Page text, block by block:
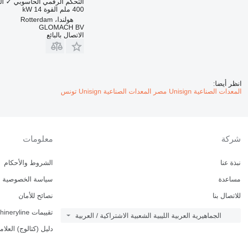
400 ملم
القوة 14 kW
هولندا، Rotterdam
GLOMACH BV
الاتصال بالبائع
انظر أيضا:
المعدات الصناعية Unisign مصر
المعدات الصناعية Unisign تونس
شركة
نبذة عنا
مساعدة
للاتصال بنا
الجماهيرية العربية الليبية الشعبية الاشتراكية / العربية
معلومات
الشروط والأحكام
سياسة الخصوصية
نصائح للأمان
تقييمات Machineryline
دليل (كتالوج)